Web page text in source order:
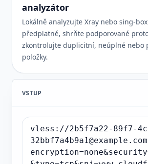
analyzátor
Lokálně analyzujte Xray nebo sing-
předplatné, shrňte podporované
zkontrolujte duplicitní, neúplné nebo
položky.
VSTUP